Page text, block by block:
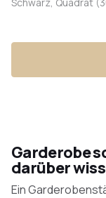
Garderobe
darüber
Ein